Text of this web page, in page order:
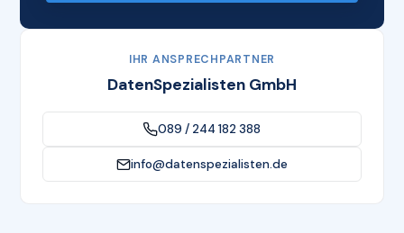
IHR ANSPRECHPARTNER
DatenSpezialisten GmbH
089 / 244 182 388
info@datenspezialisten.de